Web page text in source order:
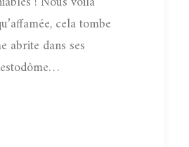
cela tombe
abrite dans ses